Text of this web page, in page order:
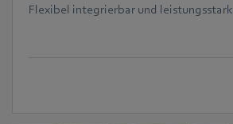
Flexibel integrierbar und leistungsstark